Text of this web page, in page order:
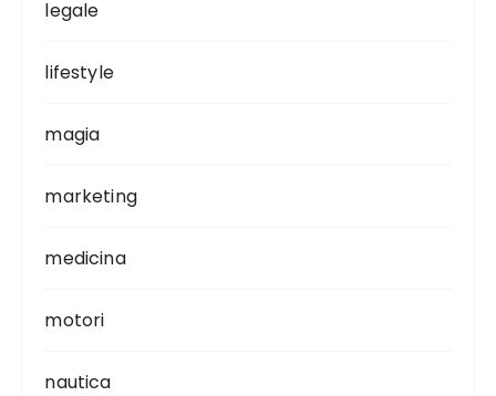
legale
lifestyle
magia
marketing
medicina
motori
nautica